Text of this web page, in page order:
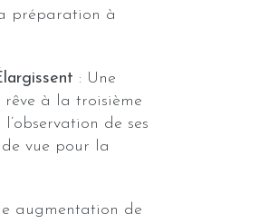
préparation à
: Une
rêve à la troisième
de ses
vue pour la
augmentation de